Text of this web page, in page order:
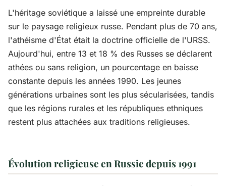
L'héritage soviétique a laissé une empreinte durable
sur le paysage religieux russe. Pendant plus de 70 ans,
l'athéisme d'État était la doctrine officielle de l'URSS.
Aujourd'hui, entre 13 et 18 % des Russes se déclarent
athées ou sans religion, un pourcentage en baisse
constante depuis les années 1990. Les jeunes
générations urbaines sont les plus sécularisées, tandis
que les régions rurales et les républiques ethniques
restent plus attachées aux traditions religieuses.
Évolution religieuse en Russie depuis 1991